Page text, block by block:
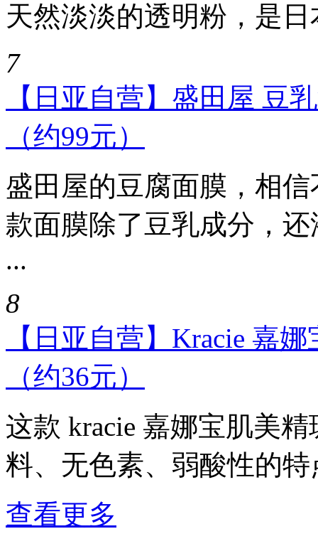
天然淡淡的透明粉，是
7
【日亚自营】盛田屋 豆
（约99元）
盛田屋的豆腐面膜，相
款面膜除了豆乳成分，
...
8
【日亚自营】Kracie 嘉
（约36元）
这款 kracie 嘉娜宝肌美
料、无色素、弱酸性的特
查看更多